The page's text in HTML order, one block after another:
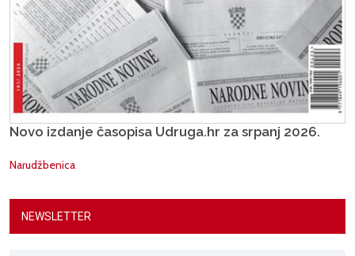
Novo izdanje časopisa Udruga.hr za srpanj 2026.
Narudžbenica
NEWSLETTER